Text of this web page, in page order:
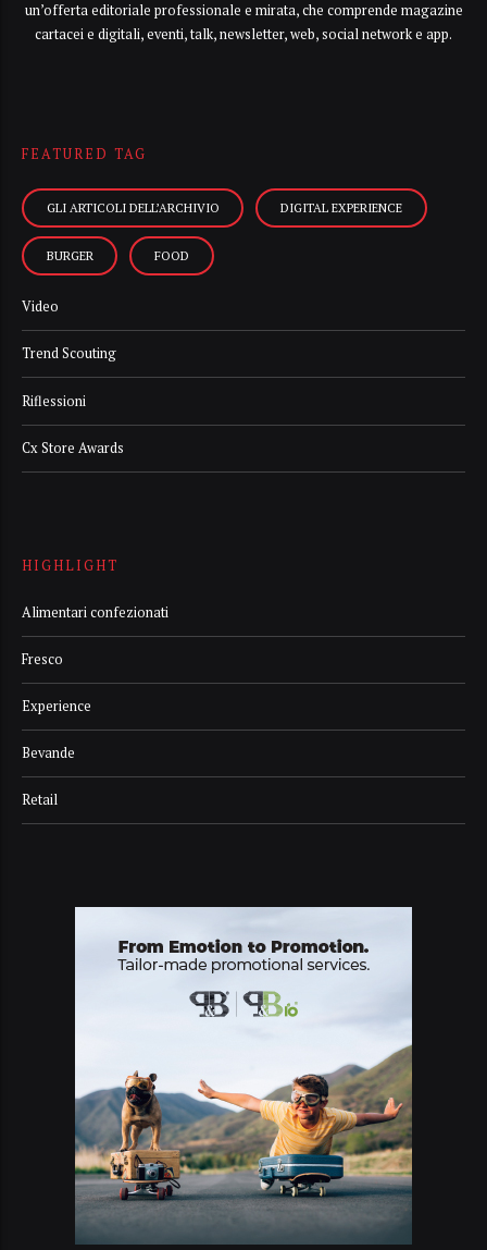
un’offerta editoriale professionale e mirata, che comprende magazine
cartacei e digitali, eventi, talk, newsletter, web, social network e app.
FEATURED TAG
GLI ARTICOLI DELL’ARCHIVIO DIGITAL EXPERIENCE
BURGER FOOD
Video
Trend Scouting
Riflessioni
Cx Store Awards
HIGHLIGHT
Alimentari confezionati
Fresco
Experience
Bevande
Retail